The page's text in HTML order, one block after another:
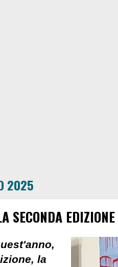
2025
SECONDA
la